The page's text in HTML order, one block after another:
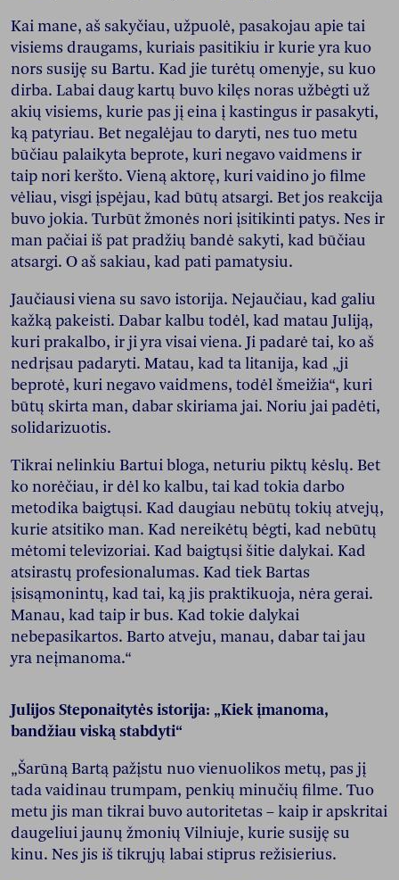
Kai mane, aš sakyčiau, užpuolė, pasakojau apie tai
visiems draugams, kuriais pasitikiu ir kurie yra kuo
nors susiję su Bartu. Kad jie turėtų omenyje, su kuo
dirba. Labai daug kartų buvo kilęs noras užbėgti už
akių visiems, kurie pas jį eina į kastingus ir pasakyti,
ką patyriau. Bet negalėjau to daryti, nes tuo metu
būčiau palaikyta beprote, kuri negavo vaidmens ir
taip nori keršto. Vieną aktorę, kuri vaidino jo filme
vėliau, visgi įspėjau, kad būtų atsargi. Bet jos reakcija
buvo jokia. Turbūt žmonės nori įsitikinti patys. Nes ir
man pačiai iš pat pradžių bandė sakyti, kad būčiau
atsargi. O aš sakiau, kad pati pamatysiu.
Jaučiausi viena su savo istorija. Nejaučiau, kad galiu
kažką pakeisti. Dabar kalbu todėl, kad matau Juliją,
kuri prakalbo, ir ji yra visai viena. Ji padarė tai, ko aš
nedrįsau padaryti. Matau, kad ta litanija, kad „ji
beprotė, kuri negavo vaidmens, todėl šmeižia“, kuri
būtų skirta man, dabar skiriama jai. Noriu jai padėti,
solidarizuotis.
Tikrai nelinkiu Bartui bloga, neturiu piktų kėslų. Bet
ko norėčiau, ir dėl ko kalbu, tai kad tokia darbo
metodika baigtųsi. Kad daugiau nebūtų tokių atvejų,
kurie atsitiko man. Kad nereikėtų bėgti, kad nebūtų
mėtomi televizoriai. Kad baigtųsi šitie dalykai. Kad
atsirastų profesionalumas. Kad tiek Bartas
įsisąmonintų, kad tai, ką jis praktikuoja, nėra gerai.
Manau, kad taip ir bus. Kad tokie dalykai
nebepasikartos. Barto atveju, manau, dabar tai jau
yra neįmanoma.“
Julijos Steponaitytės istorija: „Kiek įmanoma,
bandžiau viską stabdyti“
„Šarūną Bartą pažįstu nuo vienuolikos metų, pas jį
tada vaidinau trumpam, penkių minučių filme. Tuo
metu jis man tikrai buvo autoritetas – kaip ir apskritai
daugeliui jaunų žmonių Vilniuje, kurie susiję su
kinu. Nes jis iš tikrųjų labai stiprus režisierius.